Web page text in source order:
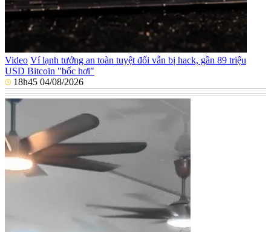
Video Ví lạnh tưởng an toàn tuyệt đối vẫn bị hack, gần 89 triệu
USD Bitcoin "bốc hơi"
18h45 04/08/2026